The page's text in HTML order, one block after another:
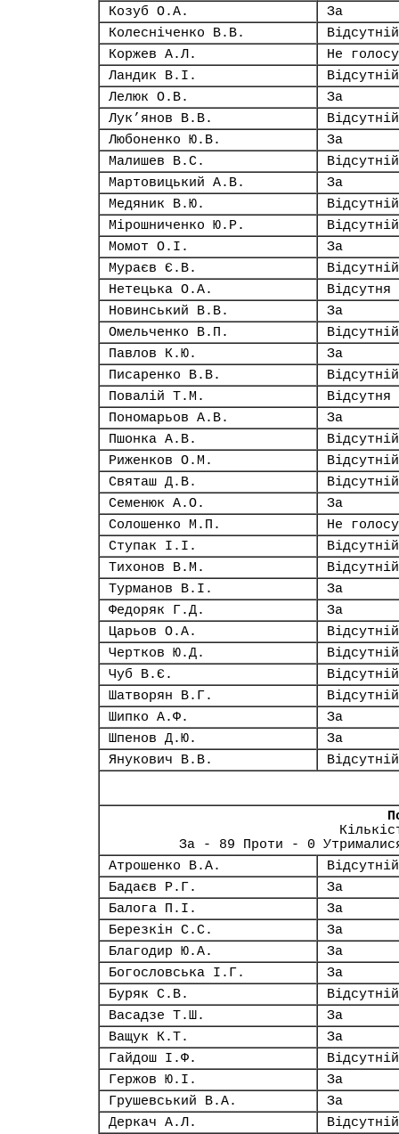
Козуб О.А.
За
Колесніченко В.В.
Відсутній
Коржев А.Л.
Не
Ландик В.І.
Відсутній
Лелюк О.В.
За
Лук’янов В.В.
Відсутній
Любоненко Ю.В.
За
Малишев В.С.
Відсутній
Мартовицький А.В.
За
Медяник В.Ю.
Відсутній
Мірошниченко Ю.Р.
Відсутній
Момот О.І.
За
Мураєв Є.В.
Відсутній
Нетецька О.А.
Відсутня
Новинський В.В.
За
Омельченко В.П.
Відсутній
Павлов К.Ю.
За
Писаренко В.В.
Відсутній
Повалій Т.М.
Відсутня
Пономарьов А.В.
За
Пшонка А.В.
Відсутній
Риженков О.М.
Відсутній
Святаш Д.В.
Відсутній
Семенюк А.О.
За
Солошенко М.П.
Не
Ступак І.І.
Відсутній
Тихонов В.М.
Відсутній
Турманов В.І.
За
Федоряк Г.Д.
За
Царьов О.А.
Відсутній
Чертков Ю.Д.
Відсутній
Чуб В.Є.
Відсутній
Шатворян В.Г.
Відсутній
Шипко А.Ф.
За
Шпенов Д.Ю.
За
Янукович В.В.
Відсутній
За - 89 Проти - 0
Атрошенко В.А.
Відсутній
Бадаєв Р.Г.
За
Балога П.І.
За
Березкін С.С.
За
Благодир Ю.А.
За
Богословська І.Г.
За
Буряк С.В.
Відсутній
Васадзе Т.Ш.
За
Ващук К.Т.
За
Гайдош І.Ф.
Відсутній
Гержов Ю.І.
За
Грушевський В.А.
За
Деркач А.Л.
Відсутній